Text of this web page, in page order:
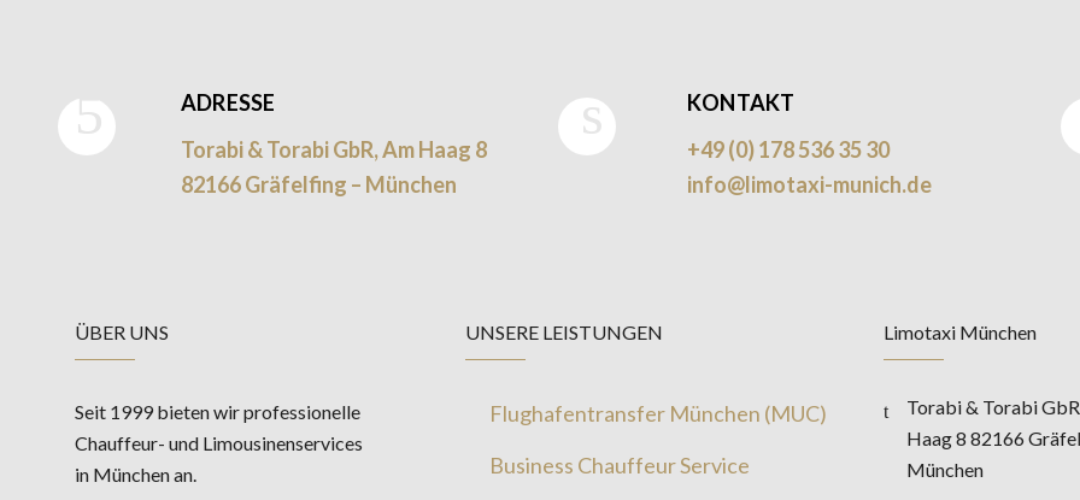
ADRESSE
Torabi & Torabi GbR, Am Haag 8
82166 Gräfelfing – München
KONTAKT
+49 (0) 178 536 35 30
info@limotaxi-munich.de
ÜBER UNS
Seit 1999 bieten wir professionelle
Chauffeur- und Limousinenservices
in München an.
UNSERE LEISTUNGEN
Flughafentransfer München (MUC)
Business Chauffeur Service
Limotaxi München
Torabi & Torabi
Haag 8 82166
München